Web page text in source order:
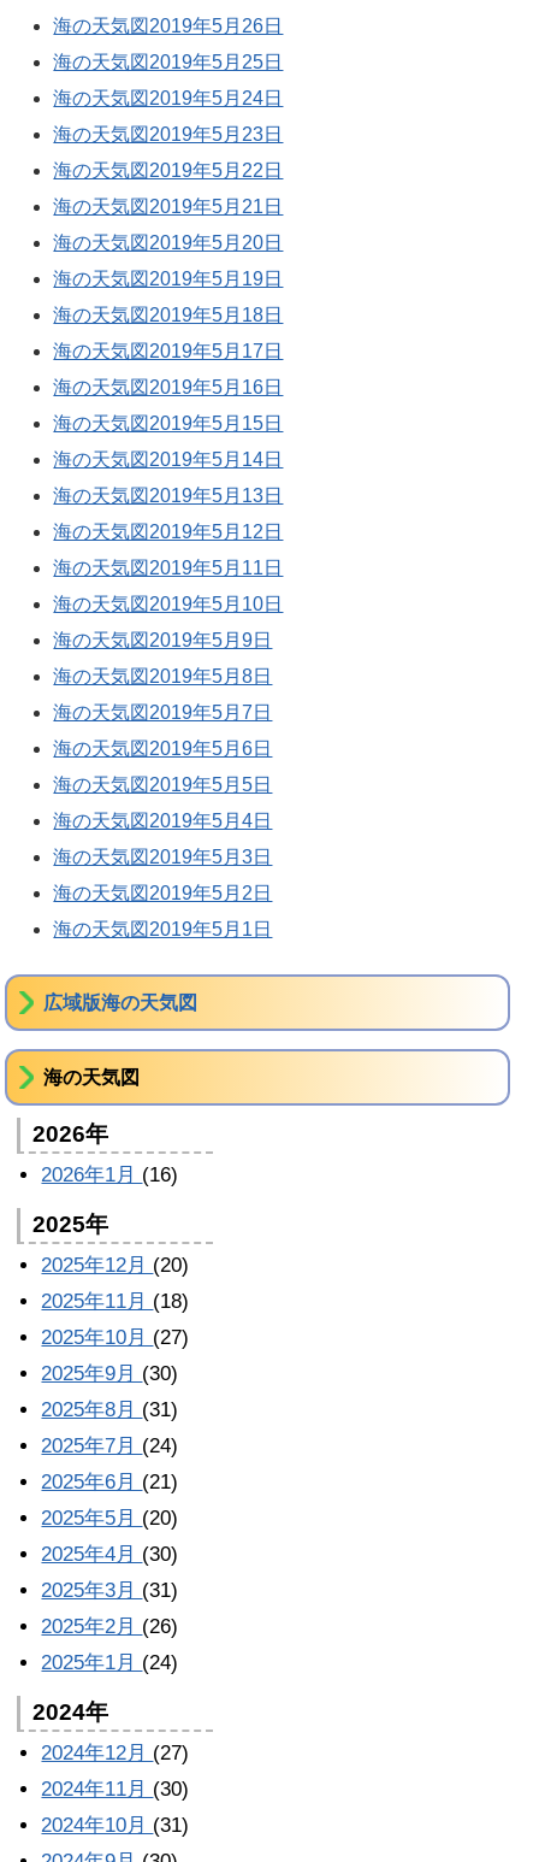
海の天気図2019年5月26日
海の天気図2019年5月25日
海の天気図2019年5月24日
海の天気図2019年5月23日
海の天気図2019年5月22日
海の天気図2019年5月21日
海の天気図2019年5月20日
海の天気図2019年5月19日
海の天気図2019年5月18日
海の天気図2019年5月17日
海の天気図2019年5月16日
海の天気図2019年5月15日
海の天気図2019年5月14日
海の天気図2019年5月13日
海の天気図2019年5月12日
海の天気図2019年5月11日
海の天気図2019年5月10日
海の天気図2019年5月9日
海の天気図2019年5月8日
海の天気図2019年5月7日
海の天気図2019年5月6日
海の天気図2019年5月5日
海の天気図2019年5月4日
海の天気図2019年5月3日
海の天気図2019年5月2日
海の天気図2019年5月1日
広域版海の天気図
海の天気図
2026年
2026年1月 (16)
2025年
2025年12月 (20)
2025年11月 (18)
2025年10月 (27)
2025年9月 (30)
2025年8月 (31)
2025年7月 (24)
2025年6月 (21)
2025年5月 (20)
2025年4月 (30)
2025年3月 (31)
2025年2月 (26)
2025年1月 (24)
2024年
2024年12月 (27)
2024年11月 (30)
2024年10月 (31)